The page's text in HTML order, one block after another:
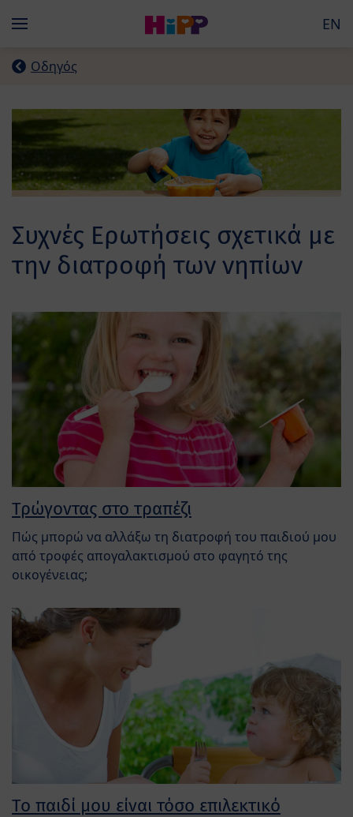
Menü EN
Οδηγός
Συχνές Ερωτήσεις σχετικά με
την διατροφή των νηπίων
Τρώγοντας στο τραπέζι
Πώς μπορώ να αλλάξω τη διατροφή του παιδιού μου
από τροφές απογαλακτισμού στο φαγητό της
οικογένειας;
Το παιδί μου είναι τόσο επιλεκτικό